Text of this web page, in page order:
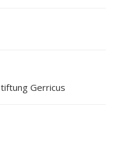
Gerricus